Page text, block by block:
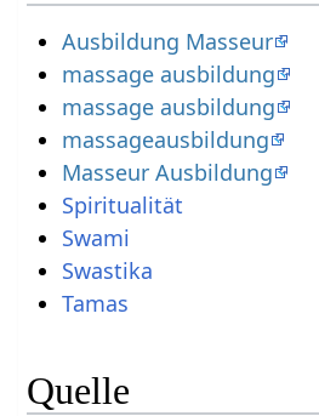
Ausbildung Masseur
massage ausbildung
massage ausbildung
massageausbildung
Masseur Ausbildung
Spiritualität
Swami
Swastika
Tamas
Quelle